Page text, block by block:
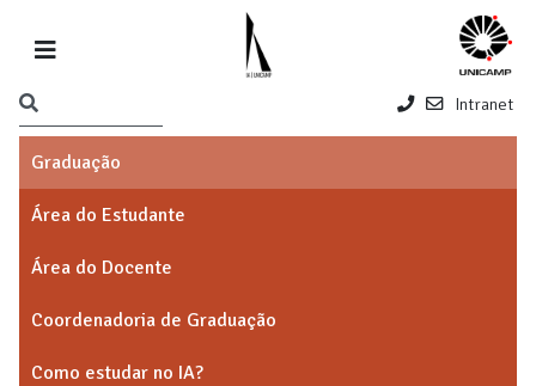
Intranet
Graduação
Área do Estudante
Área do Docente
Coordenadoria de Graduação
Como estudar no IA?